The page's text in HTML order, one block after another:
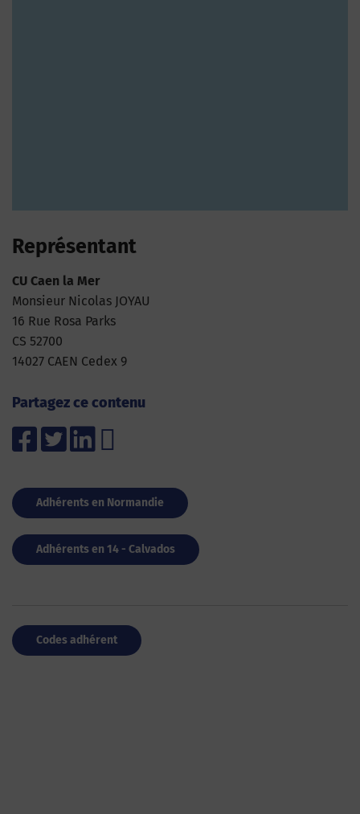
Représentant
CU Caen la Mer
Monsieur Nicolas JOYAU
16 Rue Rosa Parks
CS 52700
14027 CAEN Cedex 9
Partagez ce contenu
Adhérents en Normandie
Adhérents en 14 - Calvados
Codes adhérent